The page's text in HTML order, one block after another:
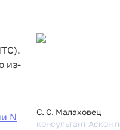
из-
N
С. С. Малаховец
консультант Аскон